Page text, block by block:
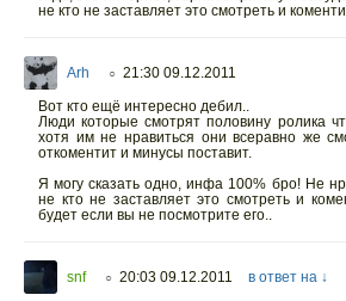
не кто не заставляет это смотреть и
Arh ○ 21:30 09.12.2011
Вот кто ещё интересно дебил..
Люди которые смотрят половину ролика
хотя им не нравиться они всеравно же
откоментит и минусы поставит.
Я могу сказать одно, инфа 100% бро! Не
не кто не заставляет это смотреть и
будет если вы не посмотрите его..
snf ○ 20:03 09.12.2011 в ответ на ↓